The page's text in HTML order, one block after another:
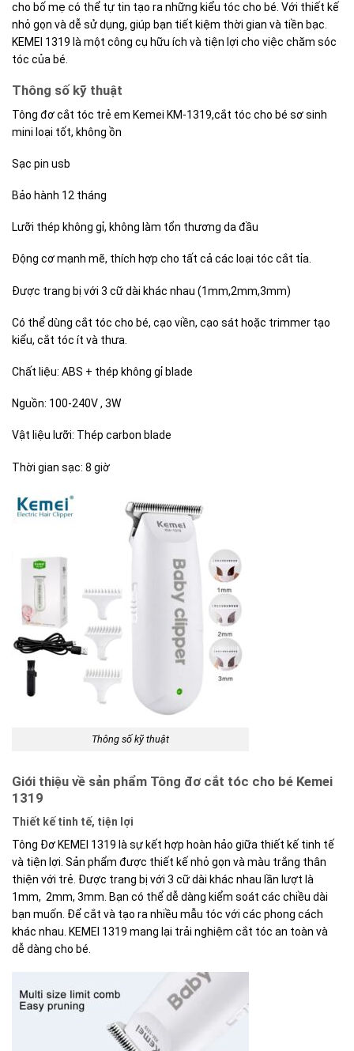
cho bố mẹ có thể tự tin tạo ra những kiểu tóc cho bé. Với thiết kế
nhỏ gọn và dễ sử dụng, giúp bạn tiết kiệm thời gian và tiền bạc.
KEMEI 1319 là một công cụ hữu ích và tiện lợi cho việc chăm sóc
tóc của bé.
Thông số kỹ thuật
Tông đơ cắt tóc trẻ em Kemei KM-1319,cắt tóc cho bé sơ sinh
mini loại tốt, không ồn
Sạc pin usb
Bảo hành 12 tháng
Lưỡi thép không gỉ, không làm tổn thương da đầu
Động cơ mạnh mẽ, thích hợp cho tất cả các loại tóc cắt tỉa.
Được trang bị với 3 cữ dài khác nhau (1mm,2mm,3mm)
Có thể dùng cắt tóc cho bé, cạo viền, cạo sát hoặc trimmer tạo
kiểu, cắt tóc ít và thưa.
Chất liệu: ABS + thép không gỉ blade
Nguồn: 100-240V , 3W
Vật liệu lưỡi: Thép carbon blade
Thời gian sạc: 8 giờ
Thông số kỹ thuật
Giới thiệu về sản phẩm Tông đơ cắt tóc cho bé Kemei
1319
Thiết kế tinh tế, tiện lợi
Tông Đơ KEMEI 1319 là sự kết hợp hoàn hảo giữa thiết kế tinh tế
và tiện lợi. Sản phẩm được thiết kế nhỏ gọn và màu trắng thân
thiện với trẻ. Được trang bị với 3 cữ dài khác nhau lần lượt là
1mm, 2mm, 3mm. Bạn có thể dễ dàng kiểm soát các chiều dài
bạn muốn. Để cắt và tạo ra nhiều mẫu tóc với các phong cách
khác nhau. KEMEI 1319 mang lại trải nghiệm cắt tóc an toàn và
dễ dàng cho bé.